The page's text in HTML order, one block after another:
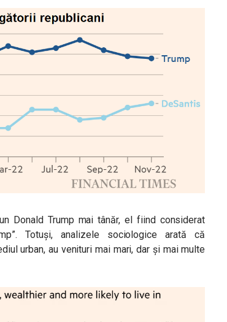
Donald Trump mai tânăr, el fiind considerat
Totuși, analizele sociologice arată că
urban, au venituri mai mari, dar și mai multe